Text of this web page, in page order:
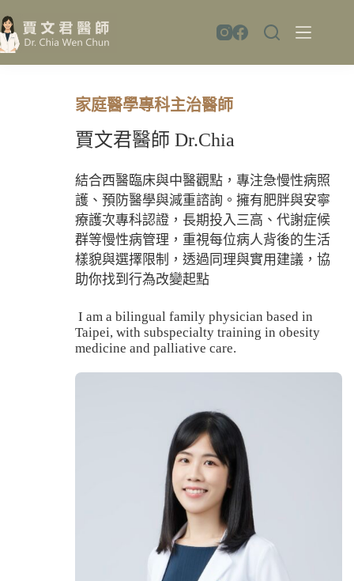
家庭醫學專科主治醫師
賈文君醫師 Dr.Chia
結合西醫臨床與中醫觀點，專注急慢性病照
護、預防醫學與減重諮詢。擁有肥胖與安寧
療護次專科認證，長期投入三高、代謝症候
群等慢性病管理，重視每位病人背後的生活
樣貌與選擇限制，透過同理與實用建議，協
助你找到行為改變起點
I am a bilingual family physician based in
Taipei, with subspecialty training in obesity
medicine and palliative care.